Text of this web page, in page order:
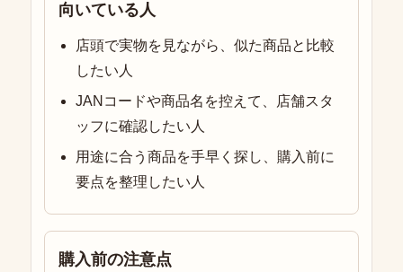
向いている人
店頭で実物を見ながら、似た商品と比較
したい人
JANコードや商品名を控えて、店舗スタ
ッフに確認したい人
用途に合う商品を手早く探し、購入前に
要点を整理したい人
購入前の注意点